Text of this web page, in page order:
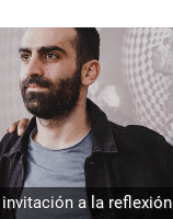
a la reflexión